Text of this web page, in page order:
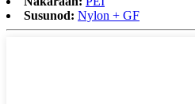
Susunod: Nylon + GF